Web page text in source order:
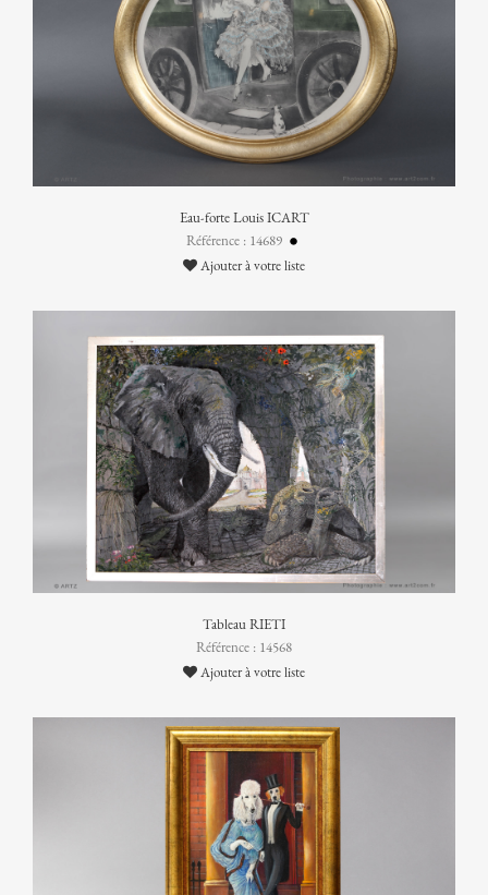
Eau-forte Louis ICART
Référence : 14689
Ajouter à votre liste
Tableau RIETI
Référence : 14568
Ajouter à votre liste